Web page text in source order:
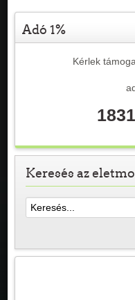
Adó 1%
Kérlek
Keresés az